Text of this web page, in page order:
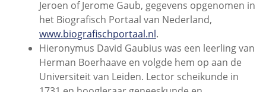
het
menu
Jeroen of Jerome Gaub, gegevens opgenomen in
het Biografisch Portaal van Nederland,
www.biografischportaal.nl.
Hieronymus David Gaubius was een leerling van
Herman Boerhaave en volgde hem op aan de
Universiteit van Leiden. Lector scheikunde in